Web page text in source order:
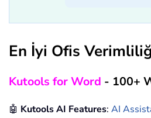
En İyi Ofis
Kutools for Word - 100+
🤖 Kutools AI Features: AI